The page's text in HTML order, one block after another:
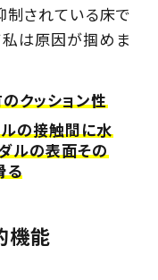
制されている床で
私は原因が掴めま
クッション性
の接触間に水
ルの表面その
る
機能